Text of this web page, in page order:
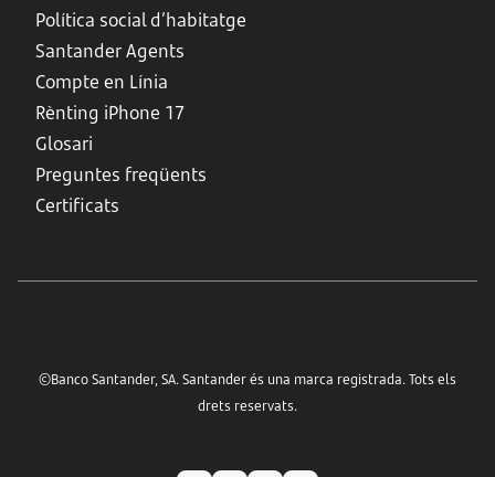
Política social d’habitatge
Santander Agents
Compte en Línia
Rènting iPhone 17
Glosari
Preguntes freqüents
Certificats
©Banco Santander, SA. Santander és una marca registrada. Tots els
drets reservats.